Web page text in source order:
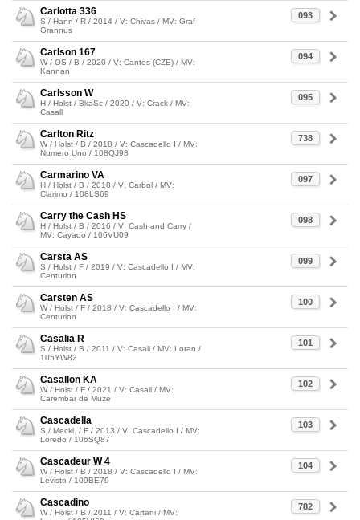
093
Carlotta 336
S / Hann / R / 2014 / V: Chivas / MV: Graf
Grannus
094
Carlson 167
W / OS / B / 2020 / V: Cantos (CZE) / MV:
Kannan
095
Carlsson W
H / Holst / BkaSc / 2020 / V: Crack / MV:
Casall
738
Carlton Ritz
W / Holst / B / 2018 / V: Cascadello I / MV:
Numero Uno / 108QJ98
097
Carmarino VA
H / Holst / B / 2018 / V: Carbol / MV:
Clarimo / 108LS69
098
Carry the Cash HS
H / Holst / B / 2016 / V: Cash and Carry /
MV: Cayado / 106VU09
099
Carsta AS
S / Holst / F / 2019 / V: Cascadello I / MV:
Centurion
100
Carsten AS
W / Holst / F / 2018 / V: Cascadello I / MV:
Centurion
101
Casalia R
S / Holst / B / 2011 / V: Casall / MV: Loran /
105YW82
102
Casallon KA
W / Holst / F / 2021 / V: Casall / MV:
Carembar de Muze
103
Cascadella
S / Meckl. / F / 2013 / V: Cascadello I / MV:
Loredo / 106SQ87
104
Cascadeur W 4
W / Holst / B / 2018 / V: Cascadello I / MV:
Levisto / 109BE79
782
Cascadino
W / Holst / B / 2011 / V: Cartani / MV: